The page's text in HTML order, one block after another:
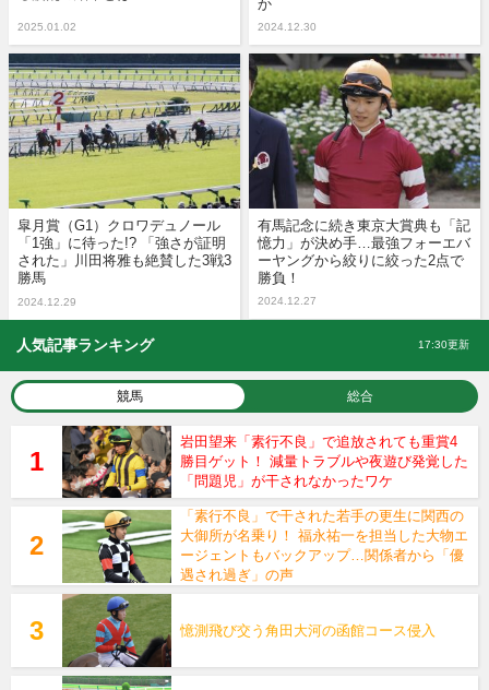
2025.01.02
か
2024.12.30
皐月賞（G1）クロワデュノール
「1強」に待った!? 「強さが証明
された」川田将雅も絶賛した3戦3
勝馬
2024.12.29
有馬記念に続き東京大賞典も「記
憶力」が決め手…最強フォーエバ
ーヤングから絞りに絞った2点で
勝負！
2024.12.27
人気記事ランキング 17:30更新
競馬 総合
岩田望来「素行不良」で追放されても重賞4
勝目ゲット！ 減量トラブルや夜遊び発覚した
「問題児」が干されなかったワケ
「素行不良」で干された若手の更生に関西の
大御所が名乗り！ 福永祐一を担当した大物エ
ージェントもバックアップ…関係者から「優
遇され過ぎ」の声
憶測飛び交う角田大河の函館コース侵入